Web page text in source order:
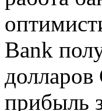
Bank
прибыль